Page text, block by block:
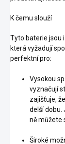
K čemu slouží
Tyto baterie jsou
která vyžadují
perfektní pro:
Vysokou
vyznačují
zajišťuje,
delší dobu.
ně můžete
Široké